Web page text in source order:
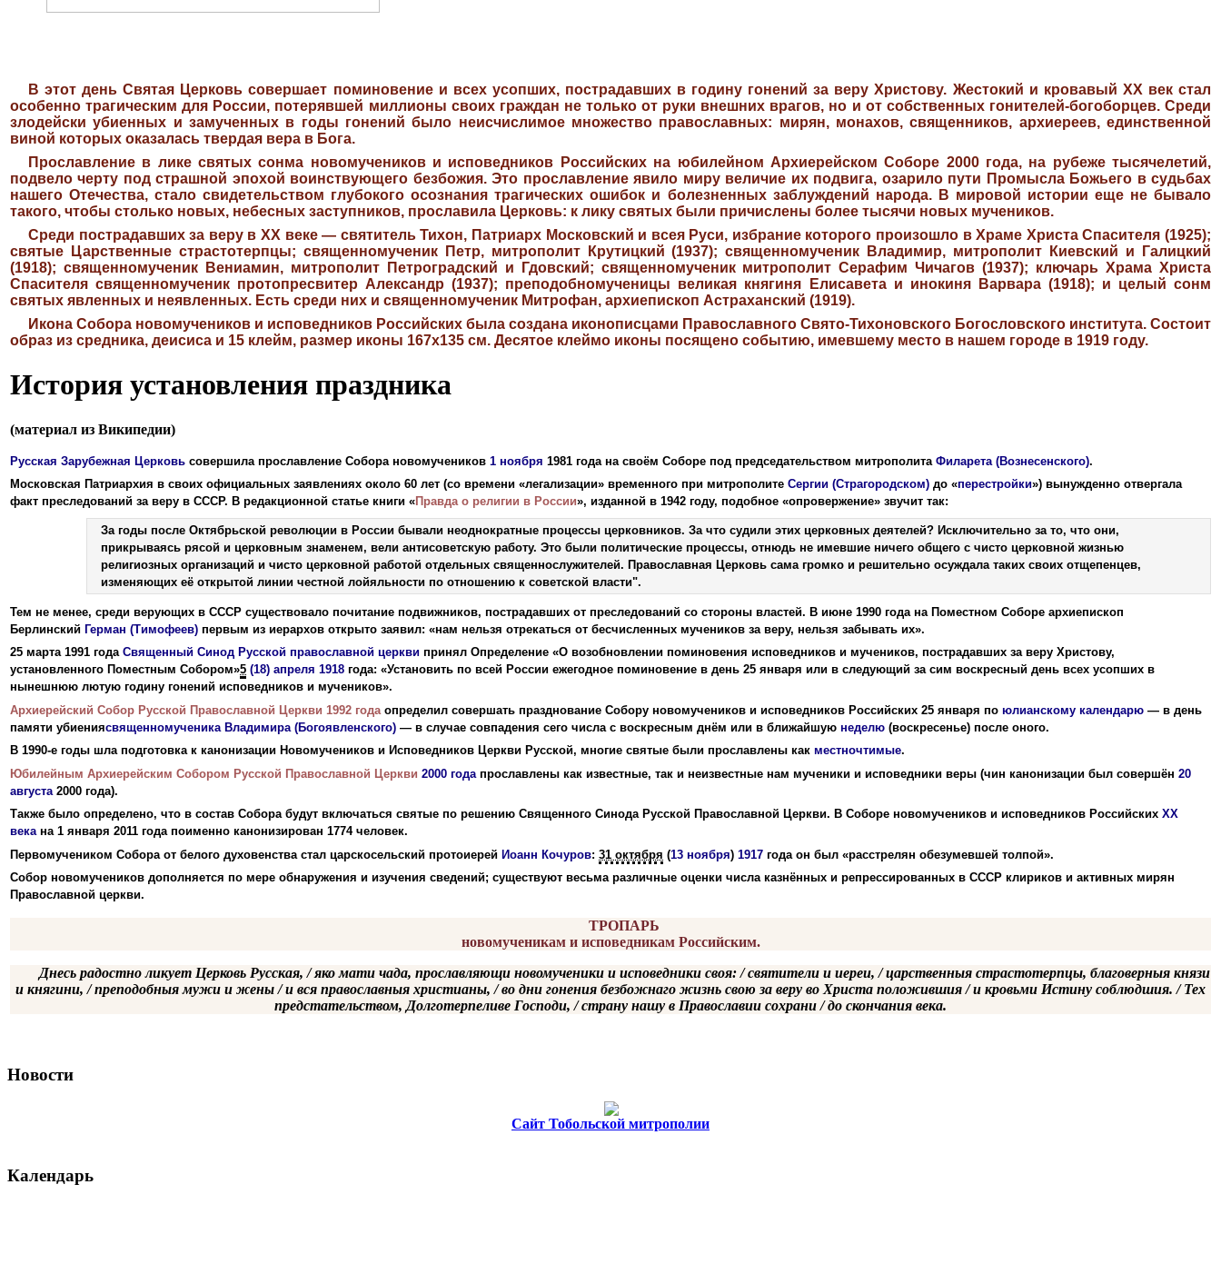
В этот день Святая Церковь совершает поминовение и всех усопших, пострадавших в годину гонений за веру Христову. Жестокий и кровавый XX век стал
особенно трагическим для России, потерявшей миллионы своих граждан не только от руки внешних врагов, но и от собственных гонителей-богоборцев. Среди
злодейски убиенных и замученных в годы гонений было неисчислимое множество православных: мирян, монахов, священников, архиереев, единственной
виной которых оказалась твердая вера в Бога.
Прославление в лике святых сонма новомучеников и исповедников Российских на юбилейном Архиерейском Соборе 2000 года, на рубеже тысячелетий,
подвело черту под страшной эпохой воинствующего безбожия. Это прославление явило миру величие их подвига, озарило пути Промысла Божьего в судьбах
нашего Отечества, стало свидетельством глубокого осознания трагических ошибок и болезненных заблуждений народа. В мировой истории еще не бывало
такого, чтобы столько новых, небесных заступников, прославила Церковь: к лику святых были причислены более тысячи новых мучеников.
Среди пострадавших за веру в ХХ веке ― святитель Тихон, Патриарх Московский и всея Руси, избрание которого произошло в Храме Христа Спасителя (1925);
святые Царственные страстотерпцы; священномученик Петр, митрополит Крутицкий (1937); священномученик Владимир, митрополит Киевский и Галицкий
(1918); священномученик Вениамин, митрополит Петроградский и Гдовский; священномученик митрополит Серафим Чичагов (1937); ключарь Храма Христа
Спасителя священномученик протопресвитер Александр (1937); преподобномученицы великая княгиня Елисавета и инокиня Варвара (1918); и целый сонм
святых явленных и неявленных. Есть среди них и священномученик Митрофан, архиепископ Астраханский (1919).
Икона Собора новомучеников и исповедников Российских была создана иконописцами Православного Свято-Тихоновского Богословского института. Состоит
образ из средника, деисиса и 15 клейм, размер иконы 167х135 см. Десятое клеймо иконы посящено событию, имевшему место в нашем городе в 1919 году.
История установления праздника
(материал из Википедии)
Русская Зарубежная Церковь совершила прославление Собора новомучеников 1 ноября 1981 года на своём Соборе под председательством митрополита Филарета (Вознесенского).
Московская Патриархия в своих официальных заявлениях около 60 лет (со времени «легализации» временного при митрополите Сергии (Страгородском) до «перестройки») вынужденно отвергала
факт преследований за веру в СССР. В редакционной статье книги «Правда о религии в России», изданной в 1942 году, подобное «опровержение» звучит так:
За годы после Октябрьской революции в России бывали неоднократные процессы церковников. За что судили этих церковных деятелей? Исключительно за то, что они,
прикрываясь рясой и церковным знаменем, вели антисоветскую работу. Это были политические процессы, отнюдь не имевшие ничего общего с чисто церковной жизнью
религиозных организаций и чисто церковной работой отдельных священнослужителей. Православная Церковь сама громко и решительно осуждала таких своих отщепенцев,
изменяющих её открытой линии честной лойяльности по отношению к советской власти".
Тем не менее, среди верующих в СССР существовало почитание подвижников, пострадавших от преследований со стороны властей. В июне 1990 года на Поместном Соборе архиепископ
Берлинский Герман (Тимофеев) первым из иерархов открыто заявил: «нам нельзя отрекаться от бесчисленных мучеников за веру, нельзя забывать их».
25 марта 1991 года Священный Синод Русской православной церкви принял Определение «О возобновлении поминовения исповедников и мучеников, пострадавших за веру Христову,
установленного Поместным Собором»5 (18) апреля 1918 года: «Установить по всей России ежегодное поминовение в день 25 января или в следующий за сим воскресный день всех усопших в
нынешнюю лютую годину гонений исповедников и мучеников».
Архиерейский Собор Русской Православной Церкви 1992 года определил совершать празднование Собору новомучеников и исповедников Российских 25 января по юлианскому календарю — в день
памяти убиениясвященномученика Владимира (Богоявленского) — в случае совпадения сего числа с воскресным днём или в ближайшую неделю (воскресенье) после оного.
В 1990-е годы шла подготовка к канонизации Новомучеников и Исповедников Церкви Русской, многие святые были прославлены как местночтимые.
Юбилейным Архиерейским Собором Русской Православной Церкви 2000 года прославлены как известные, так и неизвестные нам мученики и исповедники веры (чин канонизации был совершён 20
августа 2000 года).
Также было определено, что в состав Собора будут включаться святые по решению Священного Синода Русской Православной Церкви. В Соборе новомучеников и исповедников Российских XX
векана 1 января 2011 года поименно канонизирован 1774 человек.
Первомучеником Собора от белого духовенства стал царскосельский протоиерей Иоанн Кочуров: 31 октября (13 ноября) 1917 года он был «расстрелян обезумевшей толпой».
Собор новомучеников дополняется по мере обнаружения и изучения сведений; существуют весьма различные оценки числа казнённых и репрессированных в СССР клириков и активных мирян
Православной церкви.
ТРОПАРЬ
новомученикам и исповедникам Российским.
Днесь радостно ликует Церковь Русская, / яко мати чада, прославляющи новомученики и исповедники своя: / святители и иереи, / царственныя страстотерпцы, благоверныя князи
и княгини, / преподобныя мужи и жены / и вся православныя христианы, / во дни гонения безбожнаго жизнь свою за веру во Христа положившия / и кровьми Истину соблюдшия. / Тех
предстательством, Долготерпеливе Господи, / страну нашу в Православии сохрани / до скончания века.
Новости
Cайт Тобольской митрополии
Календарь